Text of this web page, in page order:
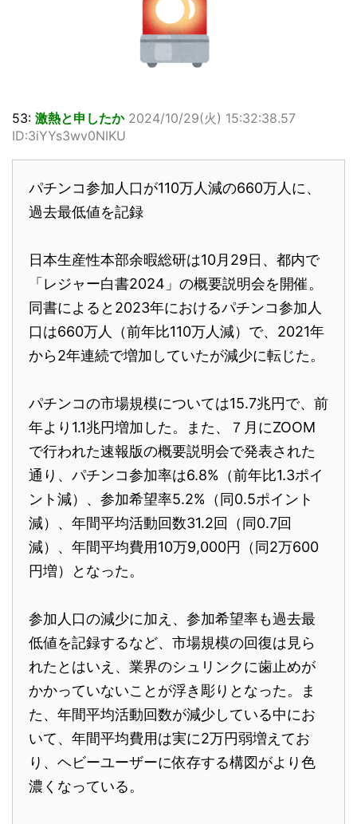
53: 激熱と申したか 2024/10/29(火) 15:32:38.57
ID:3iYYs3wv0NIKU
パチンコ参加人口が110万人減の660万人に、
過去最低値を記録
日本生産性本部余暇総研は10月29日、都内で
「レジャー白書2024」の概要説明会を開催。
同書によると2023年におけるパチンコ参加人
口は660万人（前年比110万人減）で、2021年
から2年連続で増加していたが減少に転じた。
パチンコの市場規模については15.7兆円で、前
年より1.1兆円増加した。また、７月にZOOM
で行われた速報版の概要説明会で発表された
通り、パチンコ参加率は6.8%（前年比1.3ポイ
ント減）、参加希望率5.2%（同0.5ポイント
減）、年間平均活動回数31.2回（同0.7回
減）、年間平均費用10万9,000円（同2万600
円増）となった。
参加人口の減少に加え、参加希望率も過去最
低値を記録するなど、市場規模の回復は見ら
れたとはいえ、業界のシュリンクに歯止めが
かかっていないことが浮き彫りとなった。ま
た、年間平均活動回数が減少している中にお
いて、年間平均費用は実に2万円弱増えてお
り、ヘビーユーザーに依存する構図がより色
濃くなっている。